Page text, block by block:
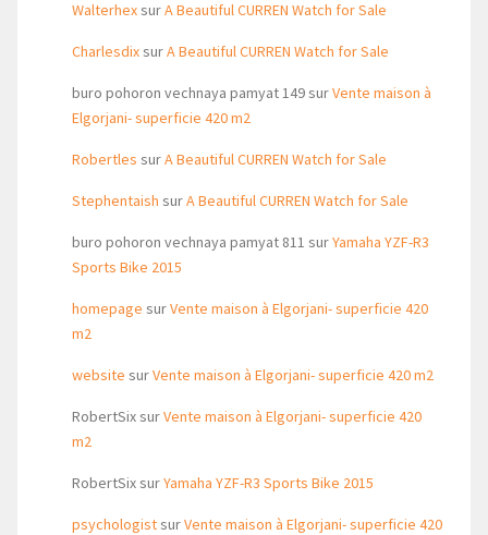
WalterhexsurA Beautiful CURREN Watch for Sale
CharlesdixsurA Beautiful CURREN Watch for Sale
buro pohoron vechnaya pamyat 149surVente maison à
Elgorjani- superficie 420 m2
Robertles surA Beautiful CURREN Watch for Sale
Stephentaish surA Beautiful CURREN Watch for Sale
buro pohoron vechnaya pamyat 811 surYamaha YZF-R3
Sports Bike 2015
homepage surVente maison à Elgorjani- superficie 420
m2
website surVente maison à Elgorjani- superficie 420 m2
RobertSixsurVente maison à Elgorjani- superficie 420
m2
RobertSixsurYamaha YZF-R3 Sports Bike 2015
psychologistsurVente maison à Elgorjani- superficie 420